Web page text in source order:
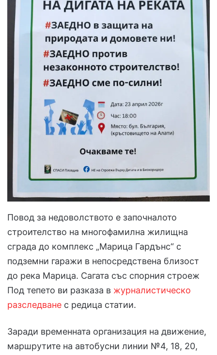
Повод за недоволството е започналото
строителство на многофамилна жилищна
сграда до комплекс „Марица Гардънс“ с
подземни гаражи в непосредствена близост
до река Марица. Сагата със спорния строеж
Под тепето ви разказа в журналистическо
разследване с редица статии.
Заради временната организация на движение,
маршрутите на автобусни линии №4, 18, 20,